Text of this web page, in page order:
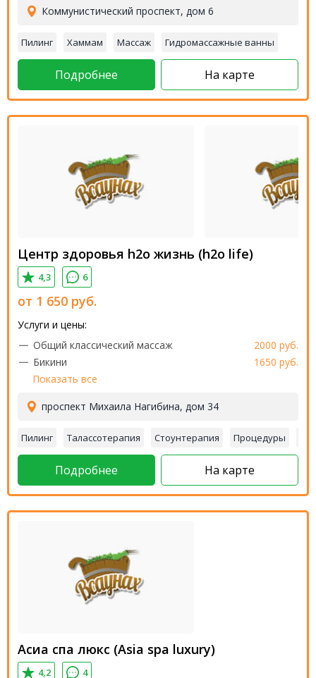
Коммунистический проспект, дом 6
Пилинг Хаммам Массаж Гидромассажные ванны
Подробнее На карте
Центр здоровья h2o жизнь (h2o life)
4,3 6
от 1 650 руб.
Услуги и цены:
Общий классический массаж
2000 руб.
Бикини
1650 руб.
Показать все
проспект Михаила Нагибина, дом 34
Пилинг Талассотерапия Стоунтерапия Процедуры
Подробнее На карте
Асиа спа люкс (Asia spa luxury)
4,2 4